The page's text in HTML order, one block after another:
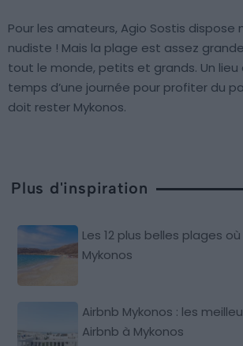
Pour les amateurs, Agio Sostis dispose
nudiste ! Mais la plage est assez
tout le monde, petits et grands. Un lieu
temps d’une journée pour profiter du
doit rester Mykonos.
Plus d'inspiration
Les 12 plus belles plages
Mykonos
Airbnb Mykonos : les
Airbnb à Mykonos